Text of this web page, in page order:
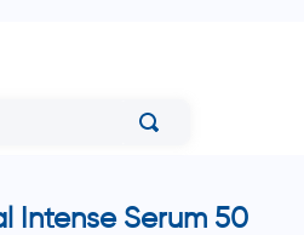
Intense Serum 50